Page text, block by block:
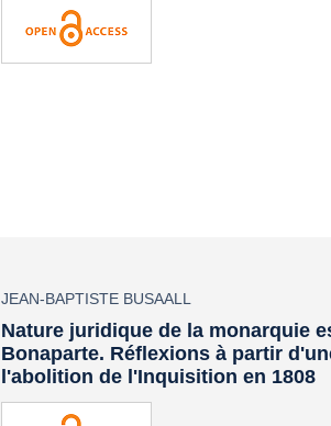
JEAN-BAPTISTE BUSAALL
Nature juridique de la monarquie
Bonaparte. Réflexions à partir
l'abolition de l'Inquisition en 1808